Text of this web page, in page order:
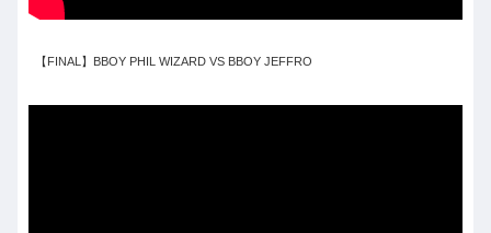
【FINAL】BBOY PHIL WIZARD VS BBOY JEFFRO